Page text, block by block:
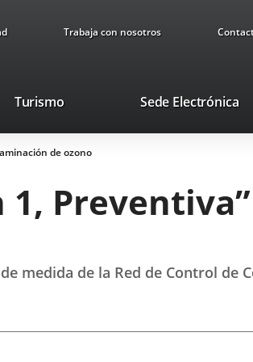
Trabaja con nosotros
TurismoEste
se
abrirá
una
ventana
Sede Electrónica
de ozono
medida de la Red de Control